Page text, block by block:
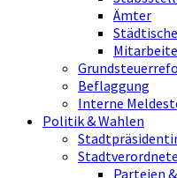
Ämter
Beflaggung
Interne
Politik & Wahlen
Parteien